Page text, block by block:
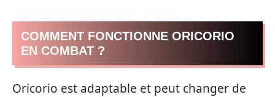
COMMENT FONCTIONNE ORICORIO
EN COMBAT ?
Oricorio est adaptable et peut changer de